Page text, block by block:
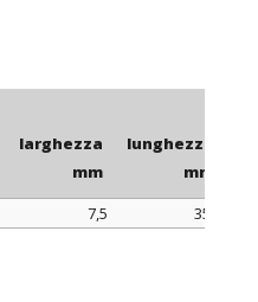
larghezza
mm
lunghezza
mm
7,5
350